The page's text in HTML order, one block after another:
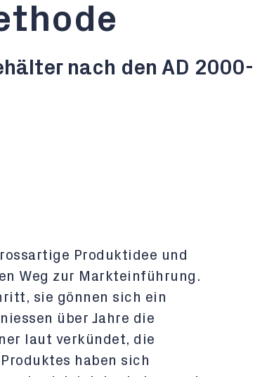
nach den AD
Produktidee und
Weg zur Markteinführung.
sie gönnen sich ein
über Jahre die
laut verkündet, die
haben sich